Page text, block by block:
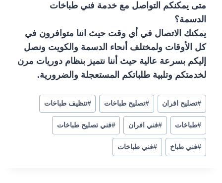
متى يمكنكم التواصل مع خدمة فني طباخات
الدسمة؟
يمكنك الاتصال في أي وقت حيث اننا متوافرون في
كل الأوقات ولمختلف أنحاء الدسمة والكويت ونصل
إليكم بسرعة عالية حيث أننا نتميز بنظام دوريات مرن
لخدمتكم وتلبية طلباتكم المستعجلة والضرورية.
#تصليح افران #تصليح طباخات #تنظيف طباخات
#طباخات #فني افران #فني تصليح طباخات
#فني طباخ #فني طباخات